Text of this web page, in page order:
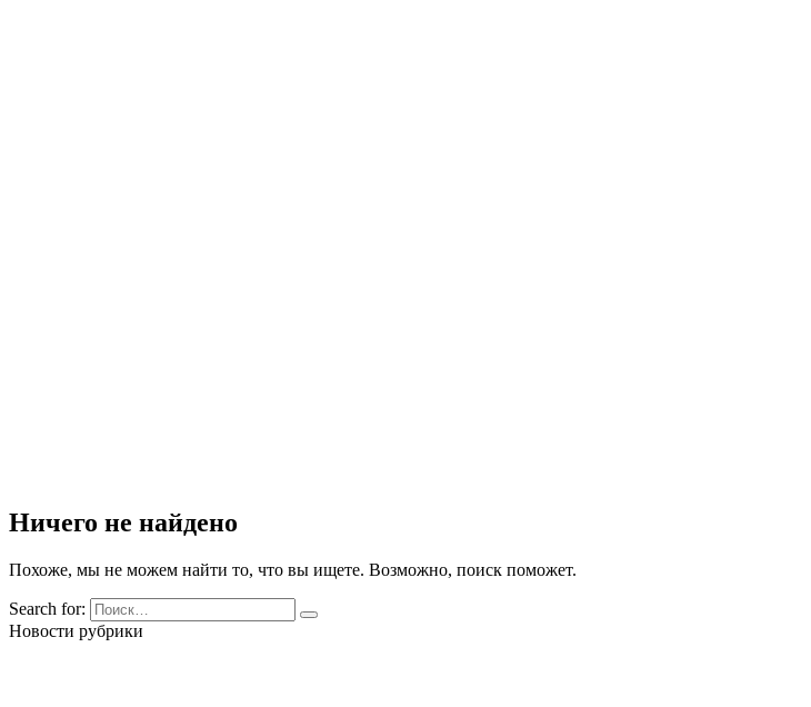
Ничего не найдено
Похоже, мы не можем найти то, что вы ищете. Возможно, поиск поможет.
Search for:
Новости рубрики